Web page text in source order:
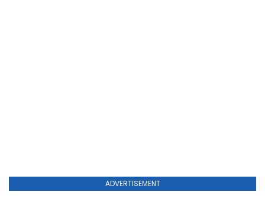
ADVERTISEMENT